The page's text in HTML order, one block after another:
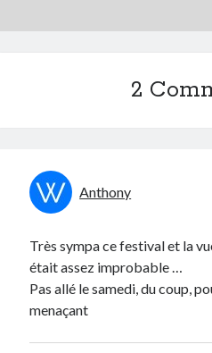
2
Anthony
Très sympa ce festival et la
était assez improbable …
Pas allé le samedi, du coup,
menaçant